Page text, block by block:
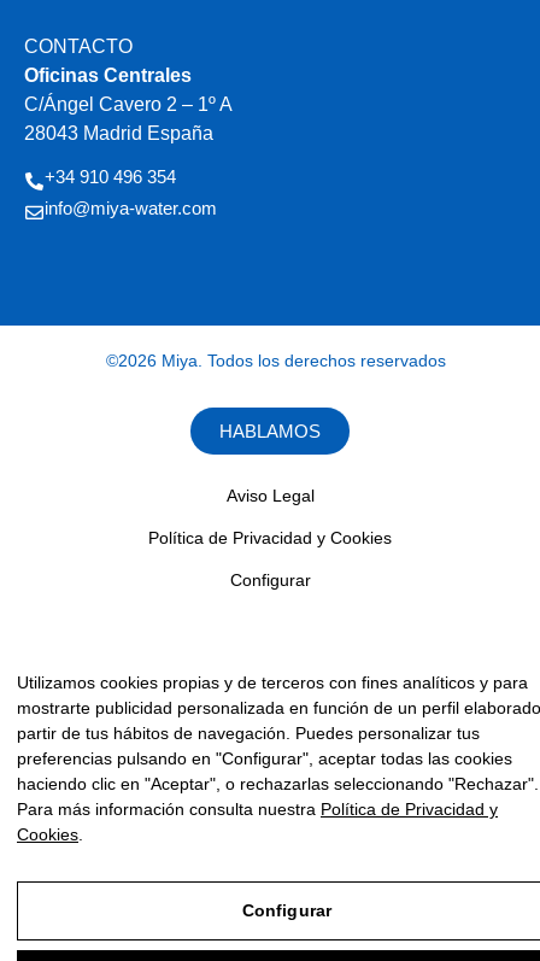
CONTACTO
Oficinas Centrales
C/Ángel Cavero 2 – 1º A
28043 Madrid España
+34 910 496 354
info@miya-water.com
©2026 Miya. Todos los derechos reservados
HABLAMOS
Utilizamos cookies propias y de terceros con fines analíticos y para
mostrarte publicidad personalizada en función de un perfil
partir de tus hábitos de navegación. Puedes personalizar tus
preferencias pulsando en "Configurar", aceptar todas las cookies
haciendo clic en "Aceptar", o rechazarlas seleccionando "Rechazar".
Para más información consulta nuestra Política de Privacidad y
Cookies
Configurar
Aviso Legal
Política de Privacidad y Cookies
Configurar